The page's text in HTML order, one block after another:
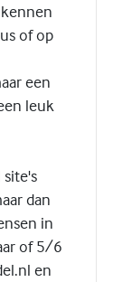
of op
een
leuk
dan
in
of 5/6
en